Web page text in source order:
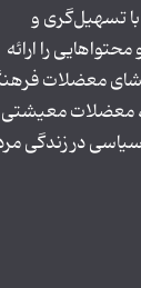
تسهیل‌گری و
را ارائه
معضلات
معضلات
در زندگی